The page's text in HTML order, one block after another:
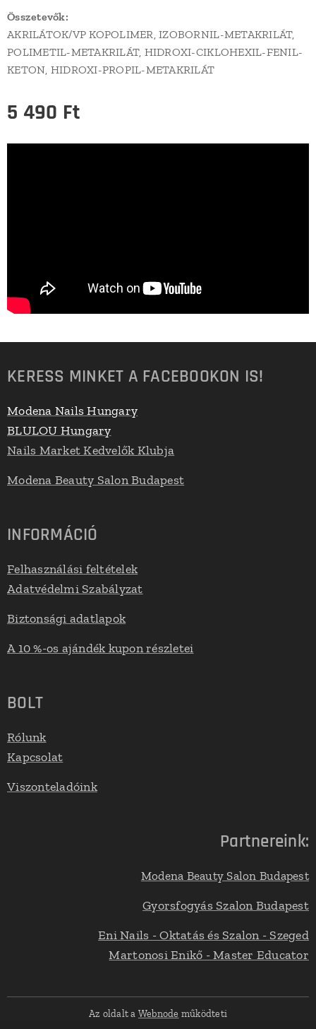
Összetevők:
AKRILÁTOK/VP KOPOLIMER, IZOBORNIL-METAKRILÁT,
POLIMETIL-METAKRILÁT, HIDROXI-CIKLOHEXIL-FENIL-
KETON, HIDROXI-PROPIL-METAKRILÁT
5 490 Ft
KERESS MINKET A FACEBOOKON IS!
Modena Nails Hungary
BLULOU Hungary
Nails Market Kedvelők Klubja
Modena Beauty Salon Budapest
INFORMÁCIÓ
Felhasználási feltételek
Adatvédelmi Szabályzat
Biztonsági adatlapok
A 10 %-os ajándék kupon részletei
BOLT
Rólunk
Kapcsolat
Viszonteladóink
Partnereink:
Modena Beauty Salon Budapest
Gyorsfogyás Szalon Budapest
Eni Nails - Oktatás és Szalon - Szeged
Martonosi Enikő - Master Educator
Az oldalt a Webnode működteti